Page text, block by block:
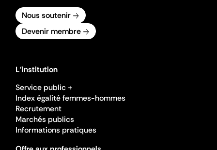
Nous soutenir
Devenir membre
L'institution
Service public +
Index égalité femmes-hommes
Recrutement
Marchés publics
Informations pratiques